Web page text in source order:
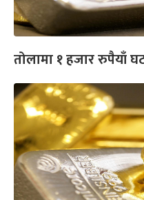
तोलामा १ हजार रुपैयाँ